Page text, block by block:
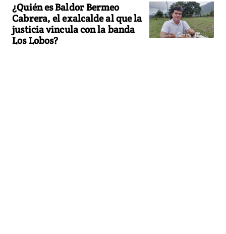
¿Quién es Baldor Bermeo
Cabrera, el exalcalde al que la
justicia vincula con la banda
Los Lobos?